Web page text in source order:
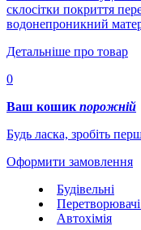
склосітки покриття
водонепроникний
Детальніше про товар
0
Ваш кошик порожній
Будь ласка, зробіть
Оформити замовлення
Будівельні
Перетворювачі
Автохімія